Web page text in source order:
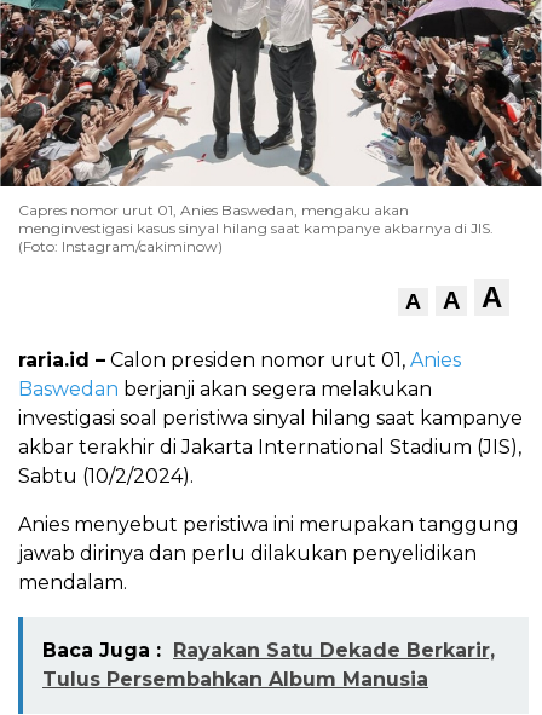
Capres nomor urut 01, Anies Baswedan, mengaku akan
menginvestigasi kasus sinyal hilang saat kampanye akbarnya di JIS.
(Foto: Instagram/cakiminow)
A A A
raria.id – Calon presiden nomor urut 01, Anies
Baswedan berjanji akan segera melakukan
investigasi soal peristiwa sinyal hilang saat kampanye
akbar terakhir di Jakarta International Stadium (JIS),
Sabtu (10/2/2024).
Anies menyebut peristiwa ini merupakan tanggung
jawab dirinya dan perlu dilakukan penyelidikan
mendalam.
Baca Juga : Rayakan Satu Dekade Berkarir,
Tulus Persembahkan Album Manusia